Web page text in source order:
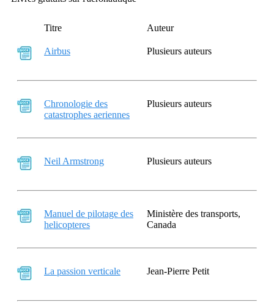
Titre Auteur
Airbus Plusieurs auteurs
Chronologie des
catastrophes aeriennes
Plusieurs auteurs
Neil Armstrong Plusieurs auteurs
Manuel de pilotage des
helicopteres
Ministère des transports,
Canada
La passion verticale Jean-Pierre Petit